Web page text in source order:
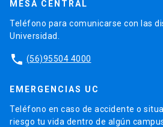
MESA CENTRAL
Teléfono para comunicarse con las
Universidad.
phone (56)95504 4000
EMERGENCIAS UC
Teléfono en caso de accidente o
riesgo tu vida dentro de algún